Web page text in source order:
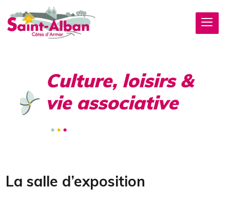
Culture, loisirs &
vie associative
La salle d’exposition